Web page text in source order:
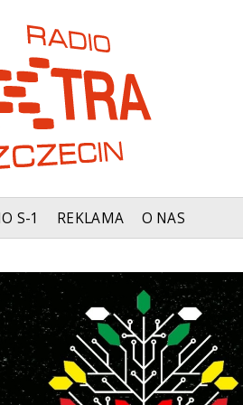
S-1 REKLAMA O NAS